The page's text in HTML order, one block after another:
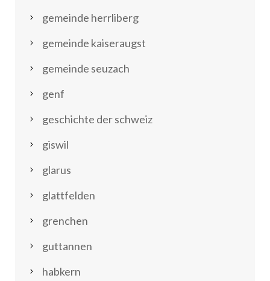
gemeinde herrliberg
gemeinde kaiseraugst
gemeinde seuzach
genf
geschichte der schweiz
giswil
glarus
glattfelden
grenchen
guttannen
habkern